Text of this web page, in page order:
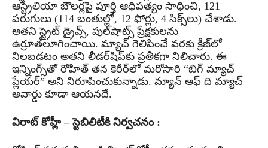
ఆస్ట్రేలియా బౌలర్లపై పూర్తి ఆధిపత్యం సాధించి, 121
పరుగులు (114 బంతుల్లో, 12 ఫోర్లు, 4 సిక్స్‌లు) చేశాడు.
అతని స్ట్రైట్ డ్రైవ్స్, పుల్‌షాట్స్ ప్రేక్షకులను
ఉర్రూతలూగించాయి. మ్యాచ్ గెలిపించే వరకు క్రీజ్‌లో
నిలబడటం అతని లీడర్‌షిప్‌కు ప్రతీకగా నిలిచారు. ఈ
ఇన్నింగ్స్‌తో రోహిత్ తన కెరీర్‌లో మరోసారి “బిగ్ మ్యాచ్
ప్లేయర్” అని నిరూపించుకున్నాడు. మ్యాన్ ఆఫ్ ది మ్యాచ్
అవార్డు కూడా ఆయనదే.
విరాట్ కోహ్లీ – స్టెబిలిటీకి నిర్వచనం :